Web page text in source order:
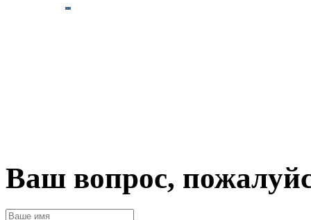
Ваш вопрос,